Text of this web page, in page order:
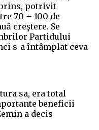
potrivit
70 – 100 de
creştere. Se
Partidului
s-a întâmplat ceva
sa, era total
beneficii
a decis